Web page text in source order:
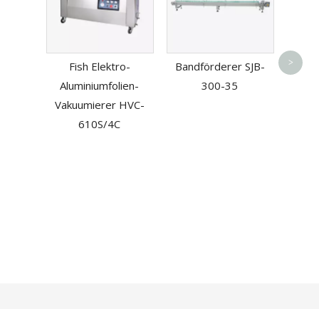
Fish Elektro-
Aluminiumfolien-
Vakuumierer HVC-
610S/4C
Bandförderer SJB-
300-35
>